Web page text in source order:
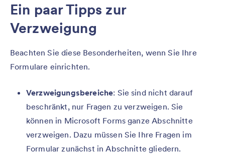
Ein paar Tipps zur
Verzweigung
Beachten Sie diese Besonderheiten, wenn Sie Ihre
Formulare einrichten.
Verzweigungsbereiche: Sie sind nicht darauf
beschränkt, nur Fragen zu verzweigen. Sie
können in Microsoft Forms ganze Abschnitte
verzweigen. Dazu müssen Sie Ihre Fragen im
Formular zunächst in Abschnitte gliedern.